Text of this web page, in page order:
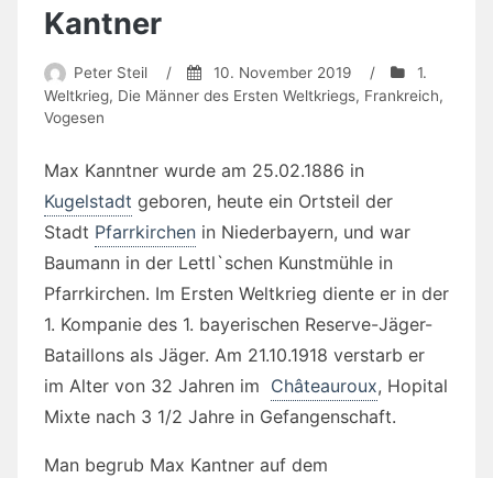
Kantner
Peter Steil / 10. November 2019 /
1.
Weltkrieg, Die Männer des Ersten Weltkriegs, Frankreich,
Vogesen
Max Kanntner wurde am 25.02.1886 in
Kugelstadt geboren, heute ein Ortsteil der
Stadt Pfarrkirchen in Niederbayern, und war
Baumann in der Lettl`schen Kunstmühle in
Pfarrkirchen. Im Ersten Weltkrieg diente er in der
1. Kompanie des 1. bayerischen Reserve-Jäger-
Bataillons als Jäger. Am 21.10.1918 verstarb er
im Alter von 32 Jahren im Châteauroux, Hopital
Mixte nach 3 1/2 Jahre in Gefangenschaft.
Man begrub Max Kantner auf dem